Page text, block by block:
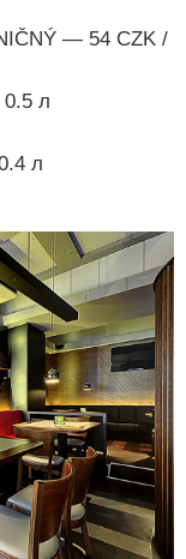
— 54 CZK /
л
л